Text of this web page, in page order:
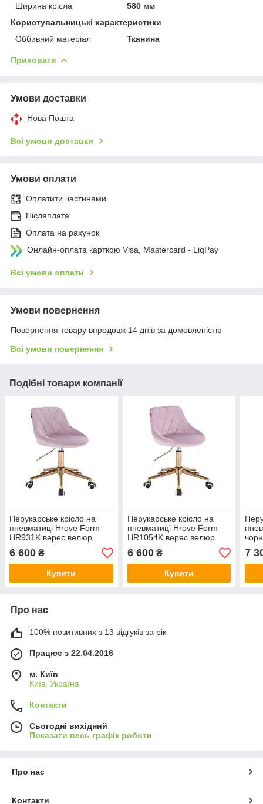
Ширина крісла
580 мм
Користувальницькі характеристики
Оббивний матеріал
Тканина
Приховати
Умови доставки
Нова Пошта
Всі умови доставки
Умови оплати
Оплатити частинами
Післяплата
Оплата на рахунок
Онлайн-оплата карткою Visa, Mastercard - LiqPay
Всі умови оплати
Умови повернення
Повернення товару впродовж 14 днів за домовленістю
Всі умови повернення
Подібні товари компанії
Перукарське крісло на
пневматиці Hrove Form
HR931K верес велюр
золота основа
6 600 ₴
Купити
Перукарське крісло на
пневматиці Hrove Form
HR1054K верес велюр
золота основа
6 600₴
Купити
7
Про нас
100% позитивних з 13 відгуків за рік
Працює з 22.04.2016
м. Київ
Київ, Україна
Контакти
Сьогодні вихідний
Показати весь графік роботи
Про нас
Контакти